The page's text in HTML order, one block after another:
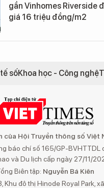
gần Vinhomes Riverside
giá 16 triệu đồng/m2
sốKhoa học - Công nghệ
của Hội Truyền thông số Việt
báo chí số 165/GP-BVHTTDL
và Du lịch cấp ngày 27/11/
Biên tập: Nguyễn Bá Kiên
Khu đô thị Hinode Royal Park,